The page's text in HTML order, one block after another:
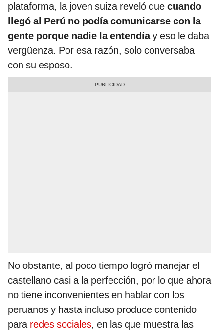
plataforma, la joven suiza reveló que cuando
llegó al Perú no podía comunicarse con la
gente porque nadie la entendíay eso le daba
vergüenza. Por esa razón, solo conversaba
con su esposo.
No obstante, al poco tiempo logró manejar el
castellano casi a la perfección, por lo que ahora
no tiene inconvenientes en hablar con los
peruanos y hasta incluso produce contenido
para redes sociales, en las que muestra las